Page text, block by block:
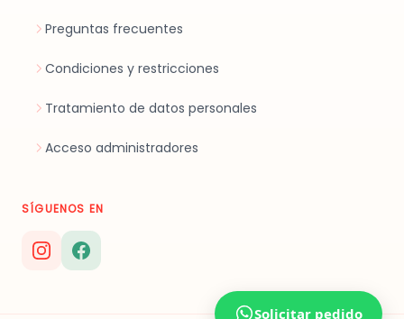
Preguntas frecuentes
Condiciones y restricciones
Tratamiento de datos personales
Acceso administradores
SÍGUENOS EN
Solicitar pedido